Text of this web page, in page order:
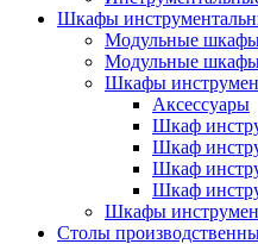
Шкафы
Модульные
Модульные
Шкафы
Аксессуары
Шкаф
Шкаф
Шкаф
Шкаф
Шкафы
Столы